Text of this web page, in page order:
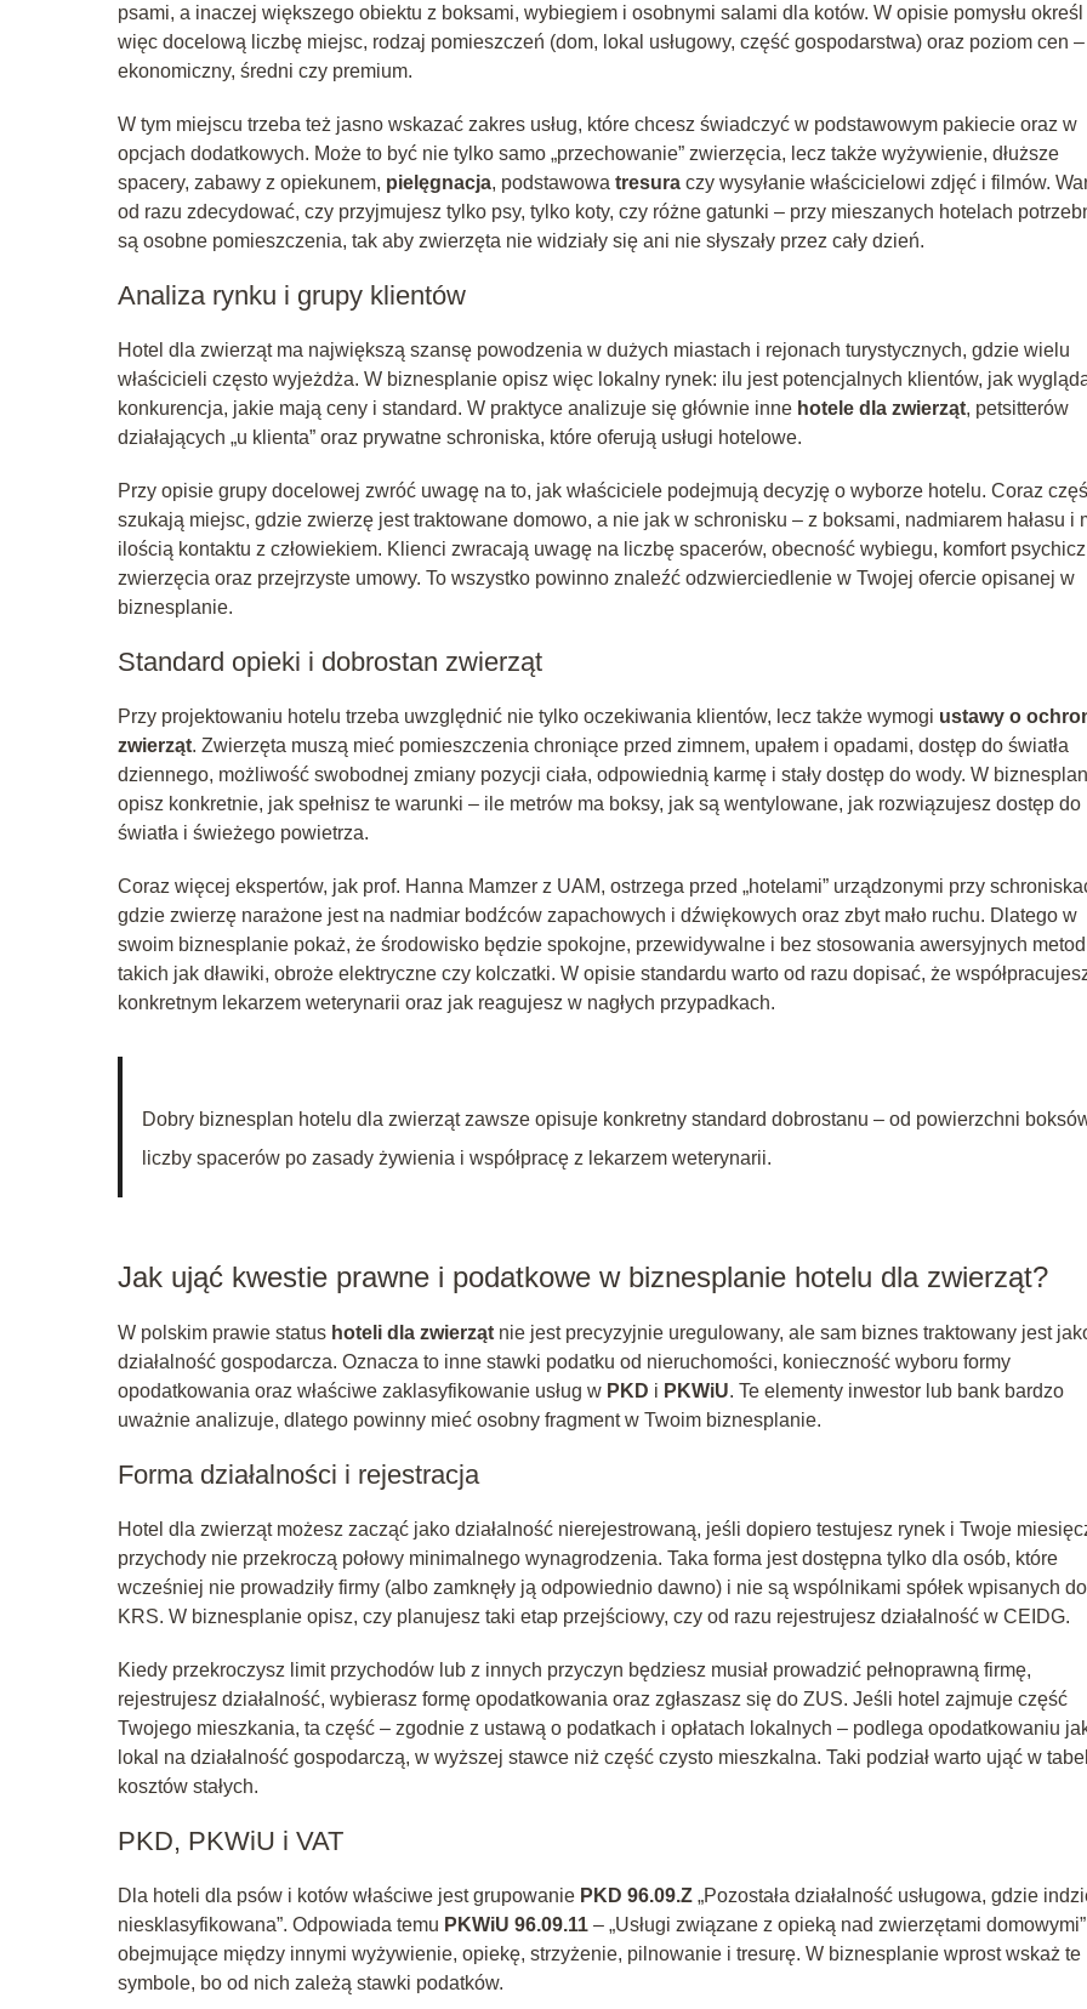
psami, a inaczej większego obiektu z boksami, wybiegiem i osobnymi salami dla kotów. W opisie pomysłu określ
więc docelową liczbę miejsc, rodzaj pomieszczeń (dom, lokal usługowy, część gospodarstwa) oraz poziom cen –
ekonomiczny, średni czy premium.
W tym miejscu trzeba też jasno wskazać zakres usług, które chcesz świadczyć w podstawowym pakiecie oraz w
opcjach dodatkowych. Może to być nie tylko samo „przechowanie” zwierzęcia, lecz także wyżywienie, dłuższe
spacery, zabawy z opiekunem, pielęgnacja, podstawowa tresura czy wysyłanie właścicielowi zdjęć i filmów.
od razu zdecydować, czy przyjmujesz tylko psy, tylko koty, czy różne gatunki – przy mieszanych hotelach
są osobne pomieszczenia, tak aby zwierzęta nie widziały się ani nie słyszały przez cały dzień.
Analiza rynku i grupy klientów
Hotel dla zwierząt ma największą szansę powodzenia w dużych miastach i rejonach turystycznych, gdzie wielu
właścicieli często wyjeżdża. W biznesplanie opisz więc lokalny rynek: ilu jest potencjalnych klientów, jak
konkurencja, jakie mają ceny i standard. W praktyce analizuje się głównie inne hotele dla zwierząt, petsitterów
działających „u klienta” oraz prywatne schroniska, które oferują usługi hotelowe.
Przy opisie grupy docelowej zwróć uwagę na to, jak właściciele podejmują decyzję o wyborze hotelu. Coraz
szukają miejsc, gdzie zwierzę jest traktowane domowo, a nie jak w schronisku – z boksami, nadmiarem hałasu i
ilością kontaktu z człowiekiem. Klienci zwracają uwagę na liczbę spacerów, obecność wybiegu, komfort
zwierzęcia oraz przejrzyste umowy. To wszystko powinno znaleźć odzwierciedlenie w Twojej ofercie opisanej w
biznesplanie.
Standard opieki i dobrostan zwierząt
Przy projektowaniu hotelu trzeba uwzględnić nie tylko oczekiwania klientów, lecz także wymogi ustawy o
zwierząt. Zwierzęta muszą mieć pomieszczenia chroniące przed zimnem, upałem i opadami, dostęp do światła
dziennego, możliwość swobodnej zmiany pozycji ciała, odpowiednią karmę i stały dostęp do wody. W
opisz konkretnie, jak spełnisz te warunki – ile metrów ma boksy, jak są wentylowane, jak rozwiązujesz dostęp do
światła i świeżego powietrza.
Coraz więcej ekspertów, jak prof. Hanna Mamzer z UAM, ostrzega przed „hotelami” urządzonymi przy
gdzie zwierzę narażone jest na nadmiar bodźców zapachowych i dźwiękowych oraz zbyt mało ruchu. Dlatego w
swoim biznesplanie pokaż, że środowisko będzie spokojne, przewidywalne i bez stosowania awersyjnych
takich jak dławiki, obroże elektryczne czy kolczatki. W opisie standardu warto od razu dopisać, że
konkretnym lekarzem weterynarii oraz jak reagujesz w nagłych przypadkach.
Dobry biznesplan hotelu dla zwierząt zawsze opisuje konkretny standard dobrostanu – od powierzchni
liczby spacerów po zasady żywienia i współpracę z lekarzem weterynarii.
Jak ująć kwestie prawne i podatkowe w biznesplanie hotelu dla zwierząt?
W polskim prawie status hoteli dla zwierząt nie jest precyzyjnie uregulowany, ale sam biznes traktowany jest
działalność gospodarcza. Oznacza to inne stawki podatku od nieruchomości, konieczność wyboru formy
opodatkowania oraz właściwe zaklasyfikowanie usług w PKD i PKWiU. Te elementy inwestor lub bank bardzo
uważnie analizuje, dlatego powinny mieć osobny fragment w Twoim biznesplanie.
Forma działalności i rejestracja
Hotel dla zwierząt możesz zacząć jako działalność nierejestrowaną, jeśli dopiero testujesz rynek i Twoje
przychody nie przekroczą połowy minimalnego wynagrodzenia. Taka forma jest dostępna tylko dla osób, które
wcześniej nie prowadziły firmy (albo zamknęły ją odpowiednio dawno) i nie są wspólnikami spółek wpisanych do
KRS. W biznesplanie opisz, czy planujesz taki etap przejściowy, czy od razu rejestrujesz działalność w CEIDG.
Kiedy przekroczysz limit przychodów lub z innych przyczyn będziesz musiał prowadzić pełnoprawną firmę,
rejestrujesz działalność, wybierasz formę opodatkowania oraz zgłaszasz się do ZUS. Jeśli hotel zajmuje część
Twojego mieszkania, ta część – zgodnie z ustawą o podatkach i opłatach lokalnych – podlega opodatkowaniu
lokal na działalność gospodarczą, w wyższej stawce niż część czysto mieszkalna. Taki podział warto ująć w
kosztów stałych.
PKD, PKWiU i VAT
Dla hoteli dla psów i kotów właściwe jest grupowanie PKD 96.09.Z „Pozostała działalność usługowa, gdzie
niesklasyfikowana”. Odpowiada temu PKWiU 96.09.11 – „Usługi związane z opieką nad zwierzętami
obejmujące między innymi wyżywienie, opiekę, strzyżenie, pilnowanie i tresurę. W biznesplanie wprost wskaż te
symbole, bo od nich zależą stawki podatków.